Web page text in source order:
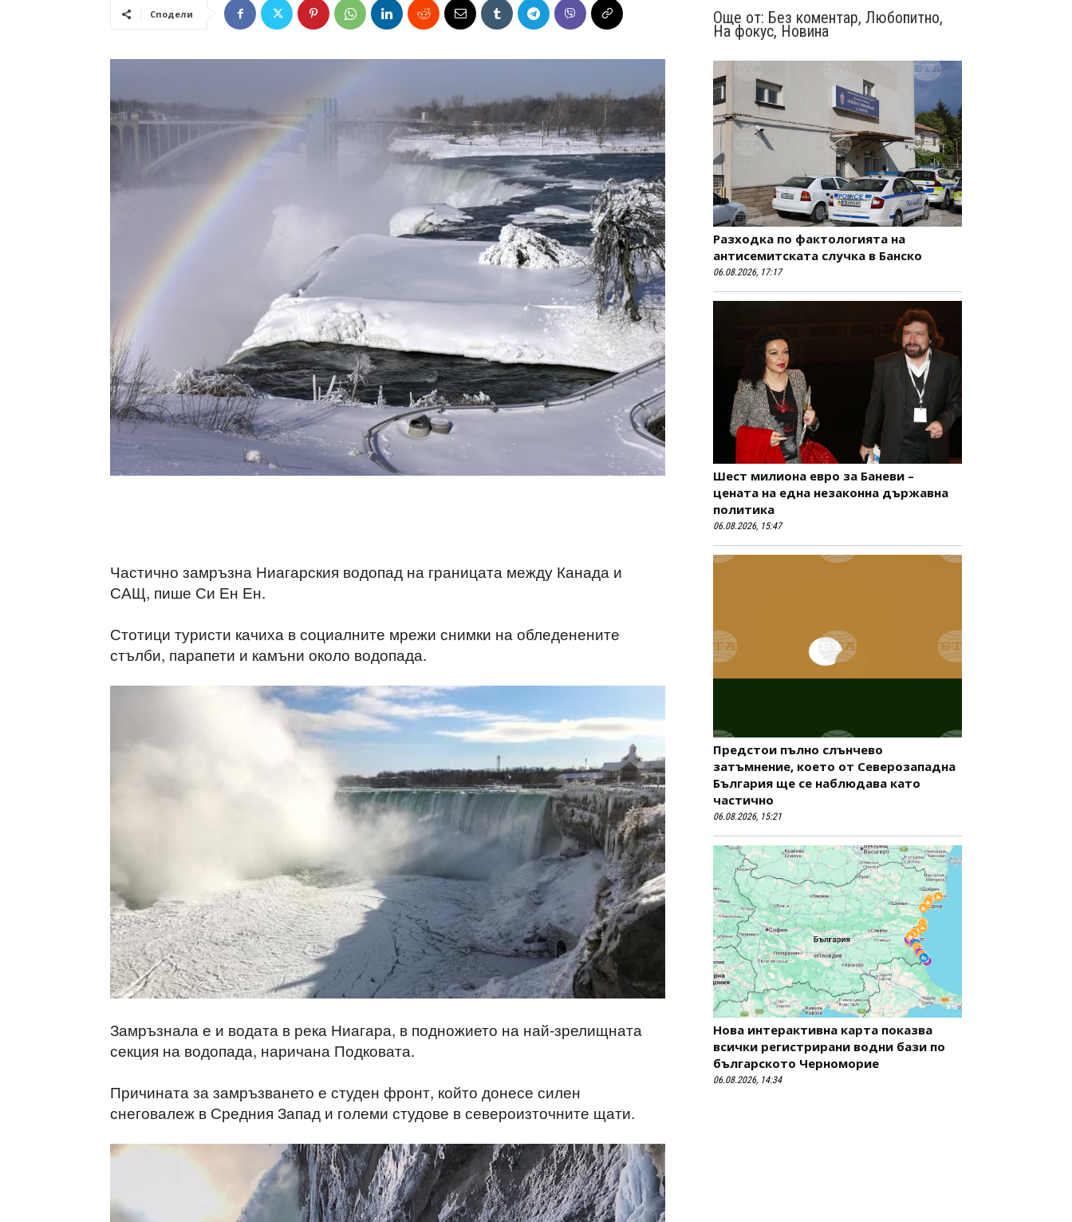
Сподели
Частично замръзна Ниагарския водопад на границата между Канада и
САЩ, пише Си Ен Ен.
Стотици туристи качиха в социалните мрежи снимки на обледенените
стълби, парапети и камъни около водопада.
Замръзнала е и водата в река Ниагара, в подножието на най-зрелищната
секция на водопада, наричана Подковата.
Причината за замръзването е студен фронт, който донесе силен
снеговалеж в Средния Запад и големи студове в североизточните щати.
Още от: Без коментар, Любопитно,
На фокус, Новина
Разходка по фактологията на
антисемитската случка в Банско
06.08.2026, 17:17
Шест милиона евро за Баневи –
цената на една незаконна държавна
политика
06.08.2026, 15:47
Предстои пълно слънчево
затъмнение, което от Северозападна
България ще се наблюдава като
частично
06.08.2026, 15:21
Нова интерактивна карта показва
всички регистрирани водни бази по
българското Черноморие
06.08.2026, 14:34